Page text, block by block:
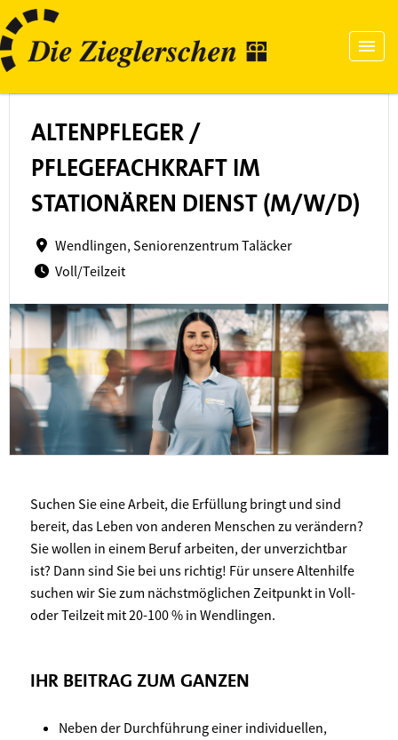
ALTENPFLEGER /
PFLEGEFACHKRAFT IM
STATIONÄREN DIENST (M/W/D)
Wendlingen, Seniorenzentrum Taläcker
Voll/Teilzeit
Suchen Sie eine Arbeit, die Erfüllung bringt und sind
bereit, das Leben von anderen Menschen zu verändern?
Sie wollen in einem Beruf arbeiten, der unverzichtbar
ist? Dann sind Sie bei uns richtig! Für unsere Altenhilfe
suchen wir Sie zum nächstmöglichen Zeitpunkt in Voll-
oder Teilzeit mit 20-100 % in Wendlingen.
IHR BEITRAG ZUM GANZEN
Neben der Durchführung einer individuellen,